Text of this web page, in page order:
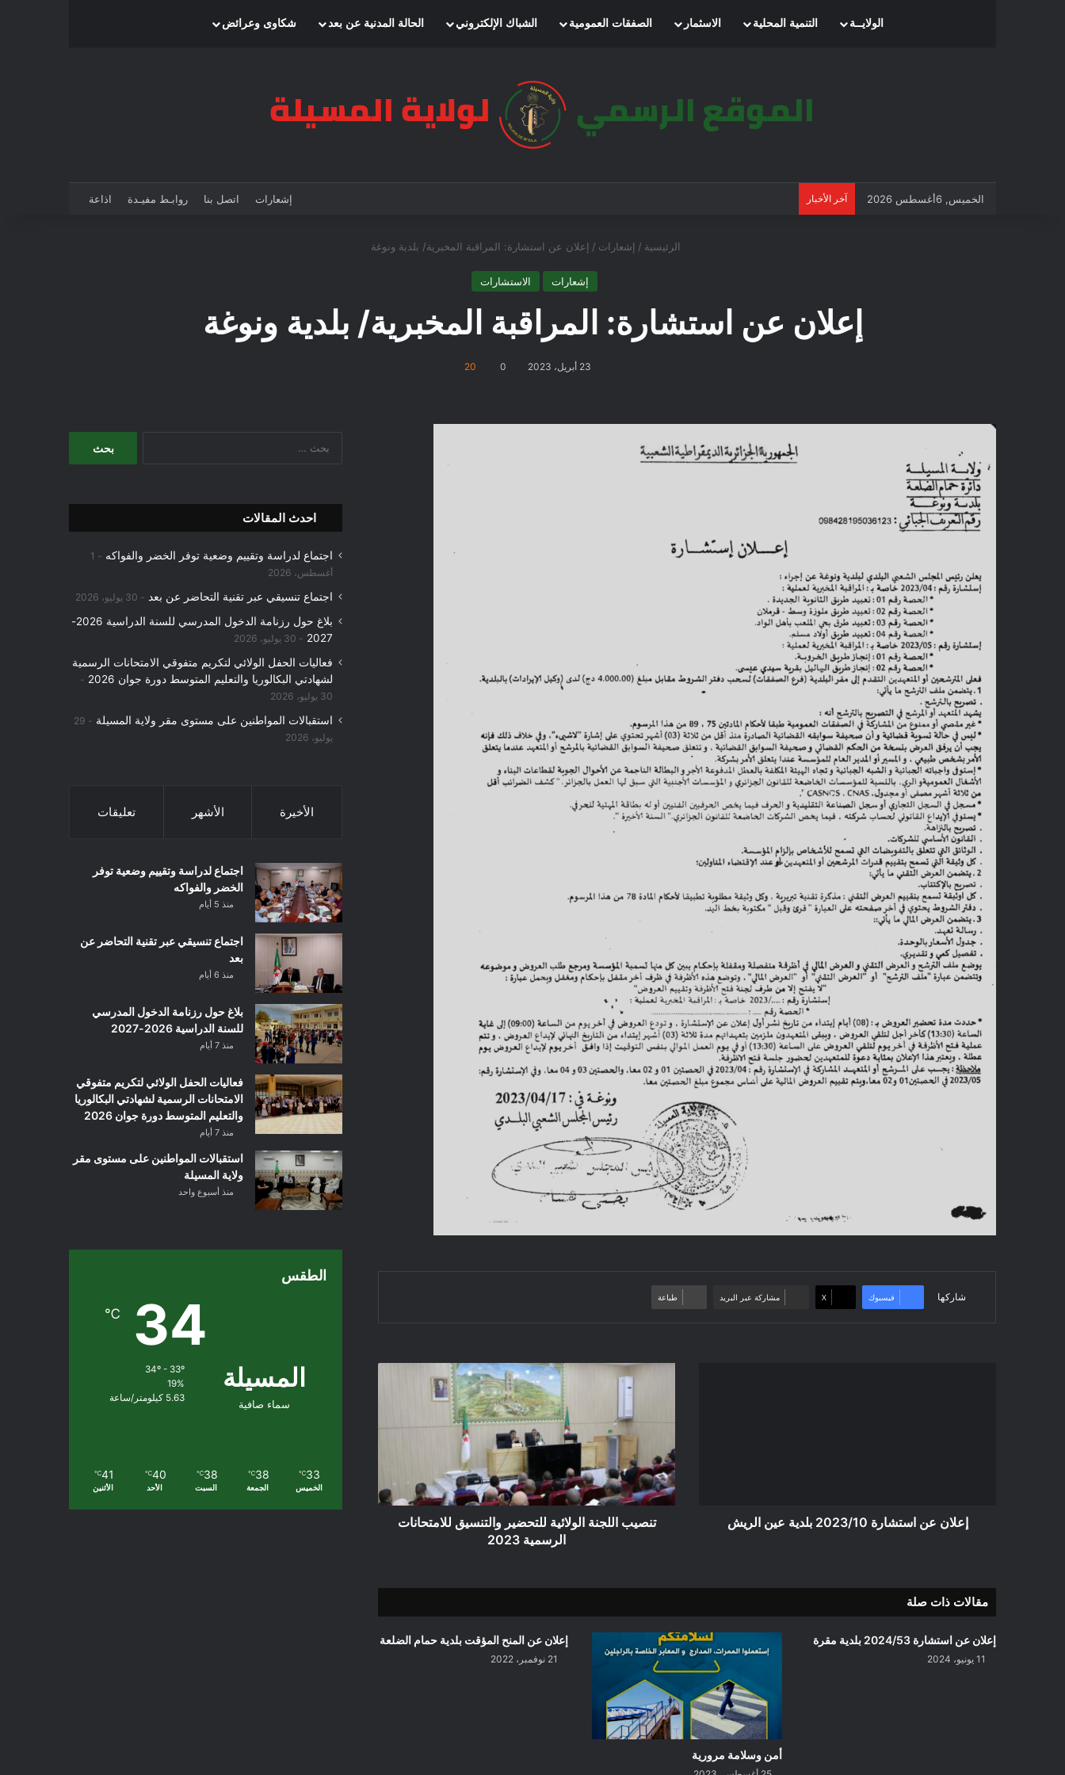
الرئيسيةالولايــة التنمية المحلية الاسثمار الصفقات العمومية الشباك الإلكتروني الحالة المدنية عن بعد شكاوى وعرائض
الخميس, 6أغسطس 2026 آخر الأخبار إشعارات اتصل بنا روابـط مفيـدة اذاعة
الرئيسية / إشعارات / إعلان عن استشارة: المراقبة المخبرية/ بلدية ونوغة
إشعارات الاستشارات
إعلان عن استشارة: المراقبة المخبرية/ بلدية ونوغة
23 أبريل، 2023 0
20
شاركها فيسبوك ‫X مشاركة عبر البريد طباعة
إعلان عن استشارة 2023/10 بلدية عين الريش
تنصيب
والتنسيق
للامتحانات
الرسمية
2023
تنصيب اللجنة الولائية للتحضير والتنسيق للامتحانات
الرسمية 2023
مقالات ذات صلة
إعلان عن استشارة 2024/53 بلدية مقرة
11 يونيو، 2024
أمن وسلامة مرورية
إعلان عن المنح المؤقت بلدية حمام الضلعة
21 نوفمبر، 2022
احدث المقالات
اجتماع لدراسة وتقييم وضعية توفر الخضر والفواكه
1
أغسطس، 2026
اجتماع تنسيقي عبر تقنية التحاضر عن بعد 30 يوليو، 2026
بلاغ حول رزنامة الدخول المدرسي للسنة الدراسية 2026-
2027
30 يوليو، 2026
فعاليات الحفل الولائي لتكريم متفوقي الامتحانات الرسمية
لشهادتي البكالوريا والتعليم المتوسط دورة جوان 2026
30 يوليو، 2026
استقبالات المواطنين على مستوى مقر ولاية المسيلة
29
يوليو، 2026
الأخيرة الأشهر تعليقات
اجتماع لدراسة وتقييم وضعية توفر
الخضر والفواكه
منذ 5 أيام
اجتماع تنسيقي عبر تقنية التحاضر عن
بعد
منذ 6 أيام
بلاغ حول رزنامة الدخول المدرسي
للسنة الدراسية 2026-2027
منذ 7 أيام
فعاليات الحفل الولائي لتكريم متفوقي
الامتحانات الرسمية لشهادتي البكالوريا
والتعليم المتوسط دورة جوان 2026
منذ 7 أيام
استقبالات المواطنين على مستوى مقر
ولاية المسيلة
منذ أسبوع واحد
الطقس
المسيلة
سماء صافية
34
℃
19%
5.63 كيلومتر/ساعة
33
℃
الخميس
38
℃
الجمعة
38
℃
السبت
40
℃
الأحد
41
℃
الأثنين